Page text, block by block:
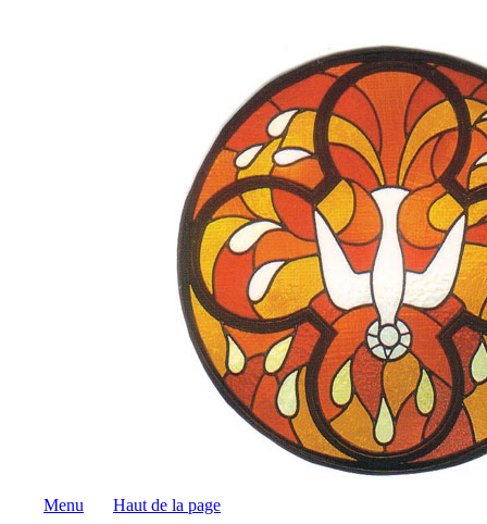
Menu Haut de la page